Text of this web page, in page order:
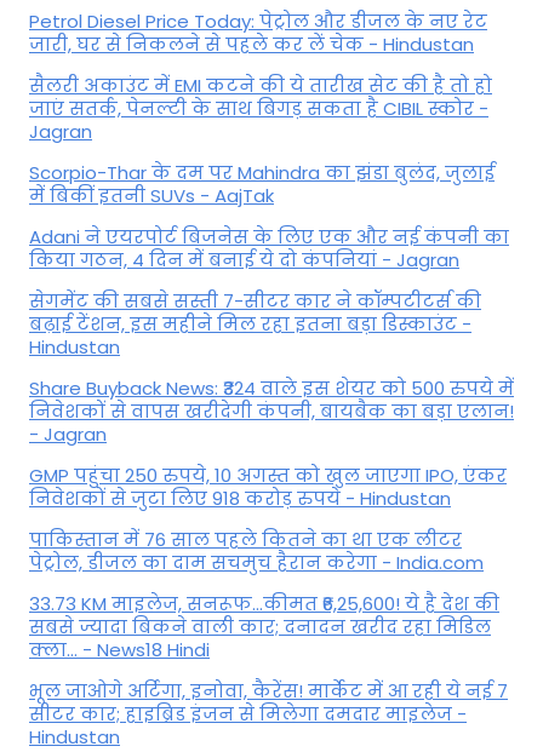
Petrol Diesel Price Today: पेट्रोल और डीजल के नए रेट
जारी, घर से निकलने से पहले कर लें चेक - Hindustan
सैलरी अकाउंट में EMI कटने की ये तारीख सेट की है तो हो
जाएं सतर्क, पेनल्टी के साथ बिगड़ सकता है CIBIL स्कोर -
Jagran
Scorpio-Thar के दम पर Mahindra का झंडा बुलंद, जुलाई
में बिकीं इतनी SUVs - AajTak
Adani ने एयरपोर्ट बिजनेस के लिए एक और नई कंपनी का
किया गठन, 4 दिन में बनाई ये दो कंपनियां - Jagran
सेगमेंट की सबसे सस्ती 7-सीटर कार ने कॉम्पटीटर्स की
बढ़ाई टेंशन, इस महीने मिल रहा इतना बड़ा डिस्काउंट -
Hindustan
Share Buyback News: ₹324 वाले इस शेयर को 500 रुपये में
निवेशकों से वापस खरीदेगी कंपनी, बायबैक का बड़ा एलान!
- Jagran
GMP पहुंचा 250 रुपये, 10 अगस्त को खुल जाएगा IPO, एंकर
निवेशकों से जुटा लिए 918 करोड़ रुपये - Hindustan
पाकिस्तान में 76 साल पहले कितने का था एक लीटर
पेट्रोल, डीजल का दाम सचमुच हैरान करेगा - India.com
33.73 KM माइलेज, सनरूफ...कीमत ₹6,25,600! ये है देश की
सबसे ज्यादा बिकने वाली कार; दनादन खरीद रहा मिडिल
क्ला... - News18 Hindi
भूल जाओगे अर्टिगा, इनोवा, कैरेंस! मार्केट में आ रही ये नई 7
सीटर कार; हाइब्रिड इंजन से मिलेगा दमदार माइलेज -
Hindustan